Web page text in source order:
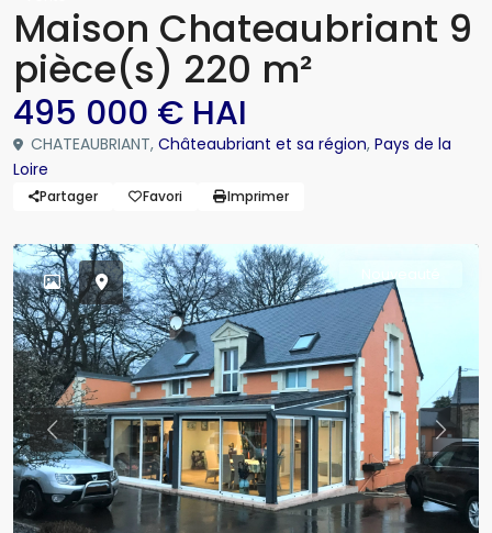
Maison Chateaubriant 9
pièce(s) 220 m²
495 000 € HAI
CHATEAUBRIANT, Châteaubriant et sa région, Pays de la
Loire
Partager Favori Imprimer
Nouveauté
Previous